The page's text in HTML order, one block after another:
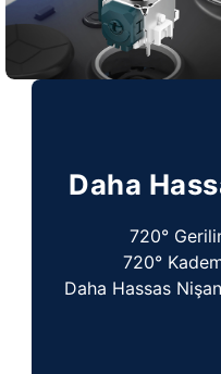
Daha
720°
720°
Daha Hassas